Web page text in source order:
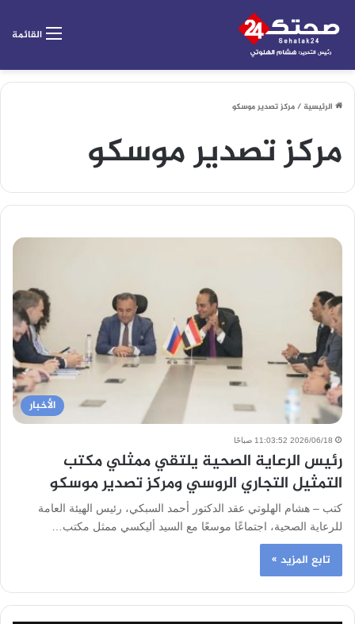
القائمة
الرئيسية/مركز تصدير موسكو
مركز تصدير موسكو
الأخبار
2026/06/18 11:03:52 صباحًا
رئيس الرعاية الصحية يلتقي ممثلي مكتب
التمثيل التجاري الروسي ومركز تصدير موسكو
كتب – هشام الهلوتي عقد الدكتور أحمد السبكي، رئيس الهيئة العامة
للرعاية الصحية، اجتماعًا موسعًا مع السيد أليكسي ممثل مكتب…
تابع المزيد »